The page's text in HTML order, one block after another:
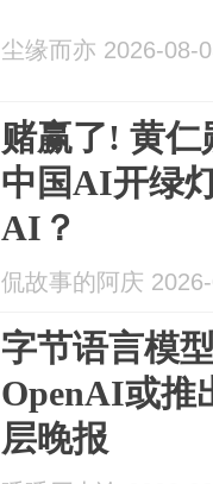
尘缘而亦 2026-08-
赌赢了! 黄
中国AI开绿
AI？
侃故事的阿庆
字节语言模
OpenAI或推
层晚报